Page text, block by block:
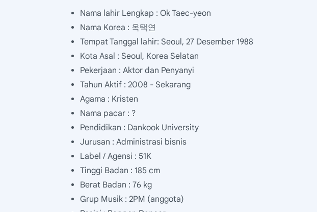
Nama lahir Lengkap : Ok Taec-yeon
Nama Korea : 옥택연
Tempat Tanggal lahir: Seoul, 27 Desember 1988
Kota Asal : Seoul, Korea Selatan
Pekerjaan : Aktor dan Penyanyi
Tahun Aktif : 2008 - Sekarang
Agama : Kristen
Nama pacar : ?
Pendidikan : Dankook University
Jurusan : Administrasi bisnis
Label / Agensi : 51K
Tinggi Badan : 185 cm
Berat Badan : 76 kg
Grup Musik : 2PM (anggota)